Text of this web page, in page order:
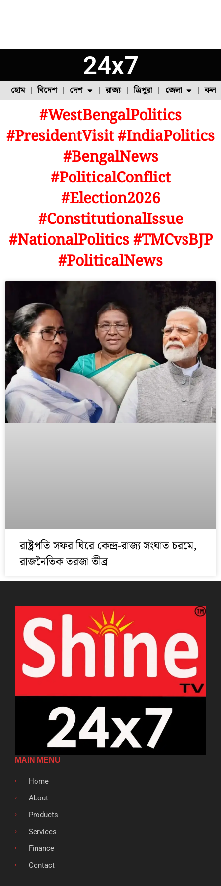
24x7
হোম বিদেশ দেশ
ফুল চাষ ফল চাষ মাছ চাষ
রাজ্য ত্রিপুরা জেলা
উত্তর ২৪ পরগনা
#WestBengalPolitics
#PresidentVisit #IndiaPolitics
#BengalNews
#PoliticalConflict
#Election2026
#ConstitutionalIssue
#NationalPolitics #TMCvsBJP
#PoliticalNews
রাষ্ট্রপতি সফর ঘিরে কেন্দ্র-রাজ্য সংঘাত চরমে,
রাজনৈতিক তরজা তীব্র
MAIN MENU
Home
About
Products
Services
Finance
Contact